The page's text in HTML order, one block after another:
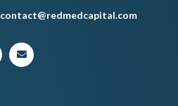
contact@redmedcapital.com